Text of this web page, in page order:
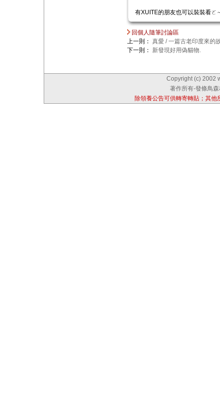
有XUITE的朋友也可以裝裝看ㄛ
回個人隨筆討論區
上一則： 真愛 / 一篇古老印度來的
下一則：
新發現好用偽貓物.
Copyright (c) 2002
著作所有-發條鳥
除領養公告可供轉寄轉貼；其